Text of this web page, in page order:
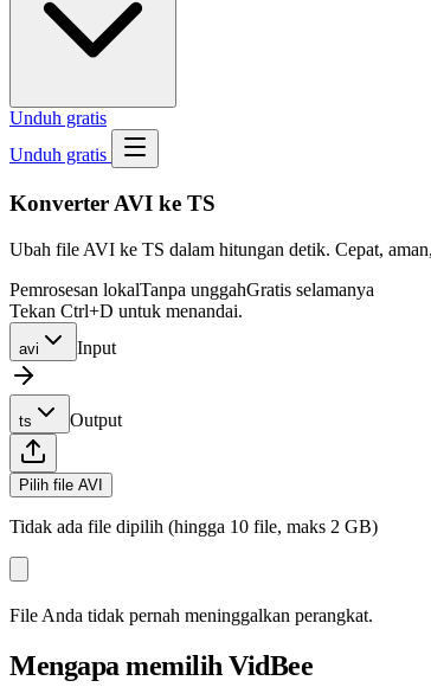
Unduh gratis
Unduh gratis
Konverter AVI ke TS
Ubah file AVI ke TS dalam hitungan detik. Cepat,
Pemrosesan lokalTanpa unggahGratis selamanya
Tekan Ctrl+D untuk menandai.
avi Input
ts Output
Pilih file AVI
Tidak ada file dipilih (hingga 10 file, maks 2 GB)
File Anda tidak pernah meninggalkan perangkat.
Mengapa memilih VidBee